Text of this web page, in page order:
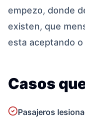
empezo, donde
existen, que
esta aceptando
Casos
Pasajeros